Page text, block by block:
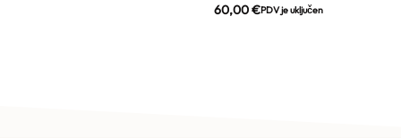
60,00€PDV je uključen